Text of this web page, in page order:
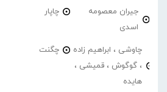
جیران معصومه
اسدی
چاپار
چاوشی ، ابراهیم زاده
، گوگوش ، قمیشی ،
هایده
چگنت